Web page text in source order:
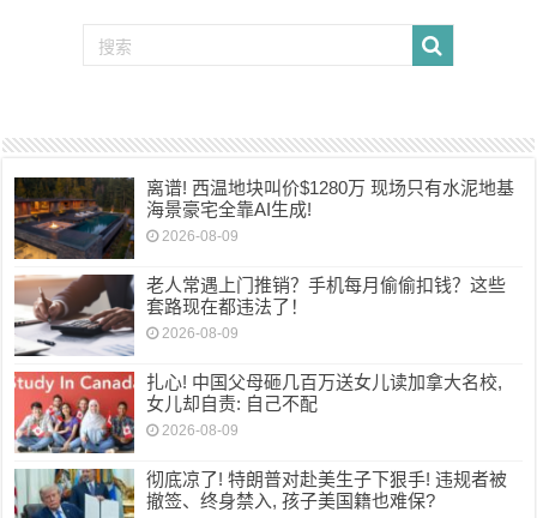
离谱! 西温地块叫价$1280万 现场只有水泥地基
海景豪宅全靠AI生成!
2026-08-09
老人常遇上门推销？手机每月偷偷扣钱？这些
套路现在都违法了！
2026-08-09
扎心! 中国父母砸几百万送女儿读加拿大名校,
女儿却自责: 自己不配
2026-08-09
彻底凉了! 特朗普对赴美生子下狠手! 违规者被
撤签、终身禁入, 孩子美国籍也难保?